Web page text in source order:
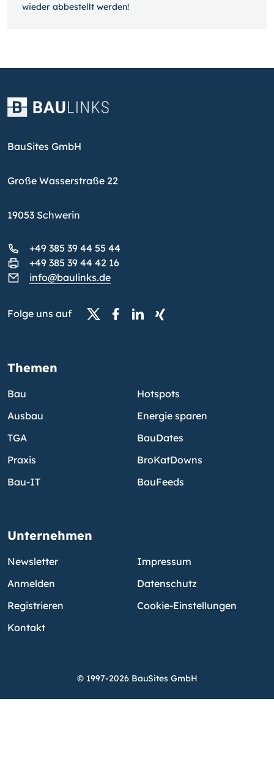
wieder ab­bestellt werden!
BauSites GmbH
Große Wasserstraße 22
19053 Schwerin
+49 385 39 44 55 44
+49 385 39 44 42 16
info@baulinks.de
Folge uns auf
Themen
Bau
Ausbau
TGA
Praxis
Bau-IT
Hotspots
Energie sparen
BauDates
BroKatDowns
BauFeeds
Unternehmen
Newsletter
Anmelden
Registrieren
Kontakt
Impressum
Datenschutz
Cookie-Einstellungen
© 1997-2026 BauSites GmbH